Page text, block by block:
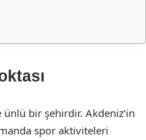
bir şehirdir. Akdeniz’in
spor aktiviteleri